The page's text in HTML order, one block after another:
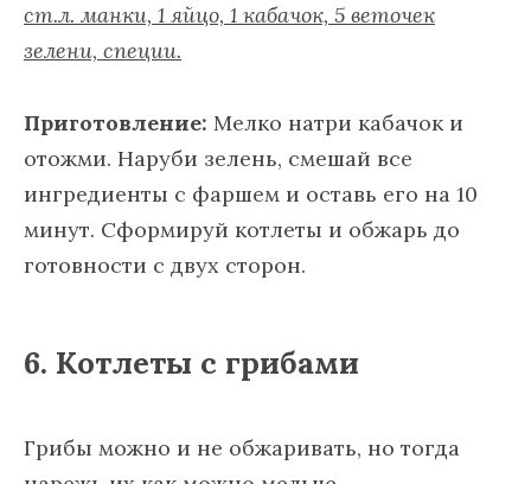
ст.л. манки, 1 яйцо, 1 кабачок, 5 веточек
зелени, специи.
Приготовление: Мелко натри кабачок и
отожми. Наруби зелень, смешай все
ингредиенты с фаршем и оставь его на 10
минут. Сформируй котлеты и обжарь до
готовности с двух сторон.
6. Котлеты с грибами
Грибы можно и не обжаривать, но тогда